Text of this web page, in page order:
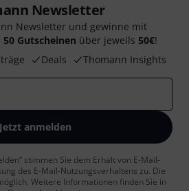
Newsletter
Newsletter und gewinne mit
50 Gutscheinen über jeweils 50€!
Deals Thomann Insights
Jetzt anmelden
stimmen Sie dem Erhalt von E-Mail-
des E-Mail-Nutzungsverhaltens zu. Die
Weitere Informationen finden Sie in